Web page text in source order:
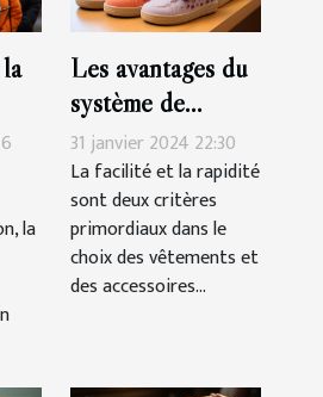
la
Les avantages du
système de
fermeture à
scratch pour les
chaussures des
filles
31 janvier 2024 22:30
La facilité et la rapidité
sont deux critères
primordiaux dans le
choix des vêtements et
des accessoires...